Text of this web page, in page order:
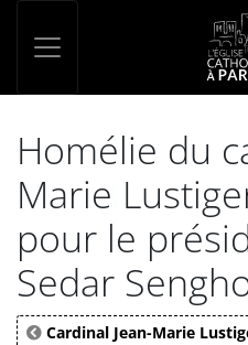
Homélie du
Marie
pour le
Sedar
Cardinal Jean-Marie
Panneau de gestion des